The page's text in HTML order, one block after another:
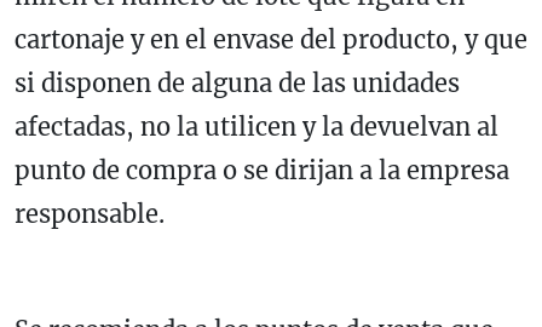
cartonaje y en el envase del producto, y que
si disponen de alguna de las unidades
afectadas, no la utilicen y la devuelvan al
punto de compra o se dirijan a la empresa
responsable.